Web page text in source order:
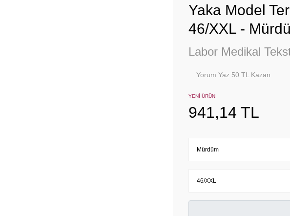
Yaka Model
46/XXL -
Labor Medikal
Yorum Yaz 50 TL Kazan
YENİ ÜRÜN
941,14 TL